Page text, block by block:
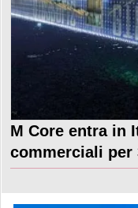
M Core entra in
commerciali per